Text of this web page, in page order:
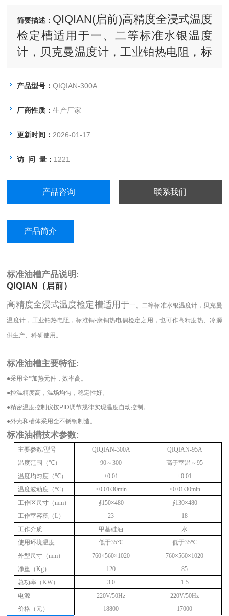
简要描述： QIQIAN(启前)高精度全浸式温度
检定槽适用于一、二等标准水银温度
计，贝克曼温度计，工业铂热电阻，标
度热、冷源供生产、科研使用。
产品型号：QIQIAN-300A
厂商性质：生产厂家
更新时间：2026-01-17
访 问 量： 1221
产品咨询 联系我们
产品简介
标准油槽产品说明:
QIQIAN（启前）
高精度全浸式温度检定槽适用于一、二等标准水银温度计，贝克曼
温度计，工业铂热电阻，标准铜-康铜热电偶检定之用，也可作高精度热、冷源
供生产、科研使用。
标准油槽主要特征:
●采用全*加热元件，效率高。
●控温精度高，温场均匀，稳定性好。
●精密温度控制仪按PID调节规律实现温度自动控制。
●外壳和槽体采用全不锈钢制造。
标准油槽技术参数:
主要参数/型号 QIQIAN-300A
QIQIAN-95A
温度范围（℃） 90～300 高于室温～95
温度均匀度（℃） ±0.01
±0.01
温度波动度（℃） ≤0.01/30min
≤0.01/30min
工作区尺寸 （mm） ∮150×480
∮130×480
工作室容积（L） 23
18
工作介质
甲基硅油
水
使用环境温度
低于35℃ 低于35℃
外型尺寸 （mm） 760×560×1020
760×560×1020
净重（Kg） 120
85
总功率（KW） 3.0
1.5
电源
220V/50Hz
220V/50Hz
价格 （ 元） 18800 17000